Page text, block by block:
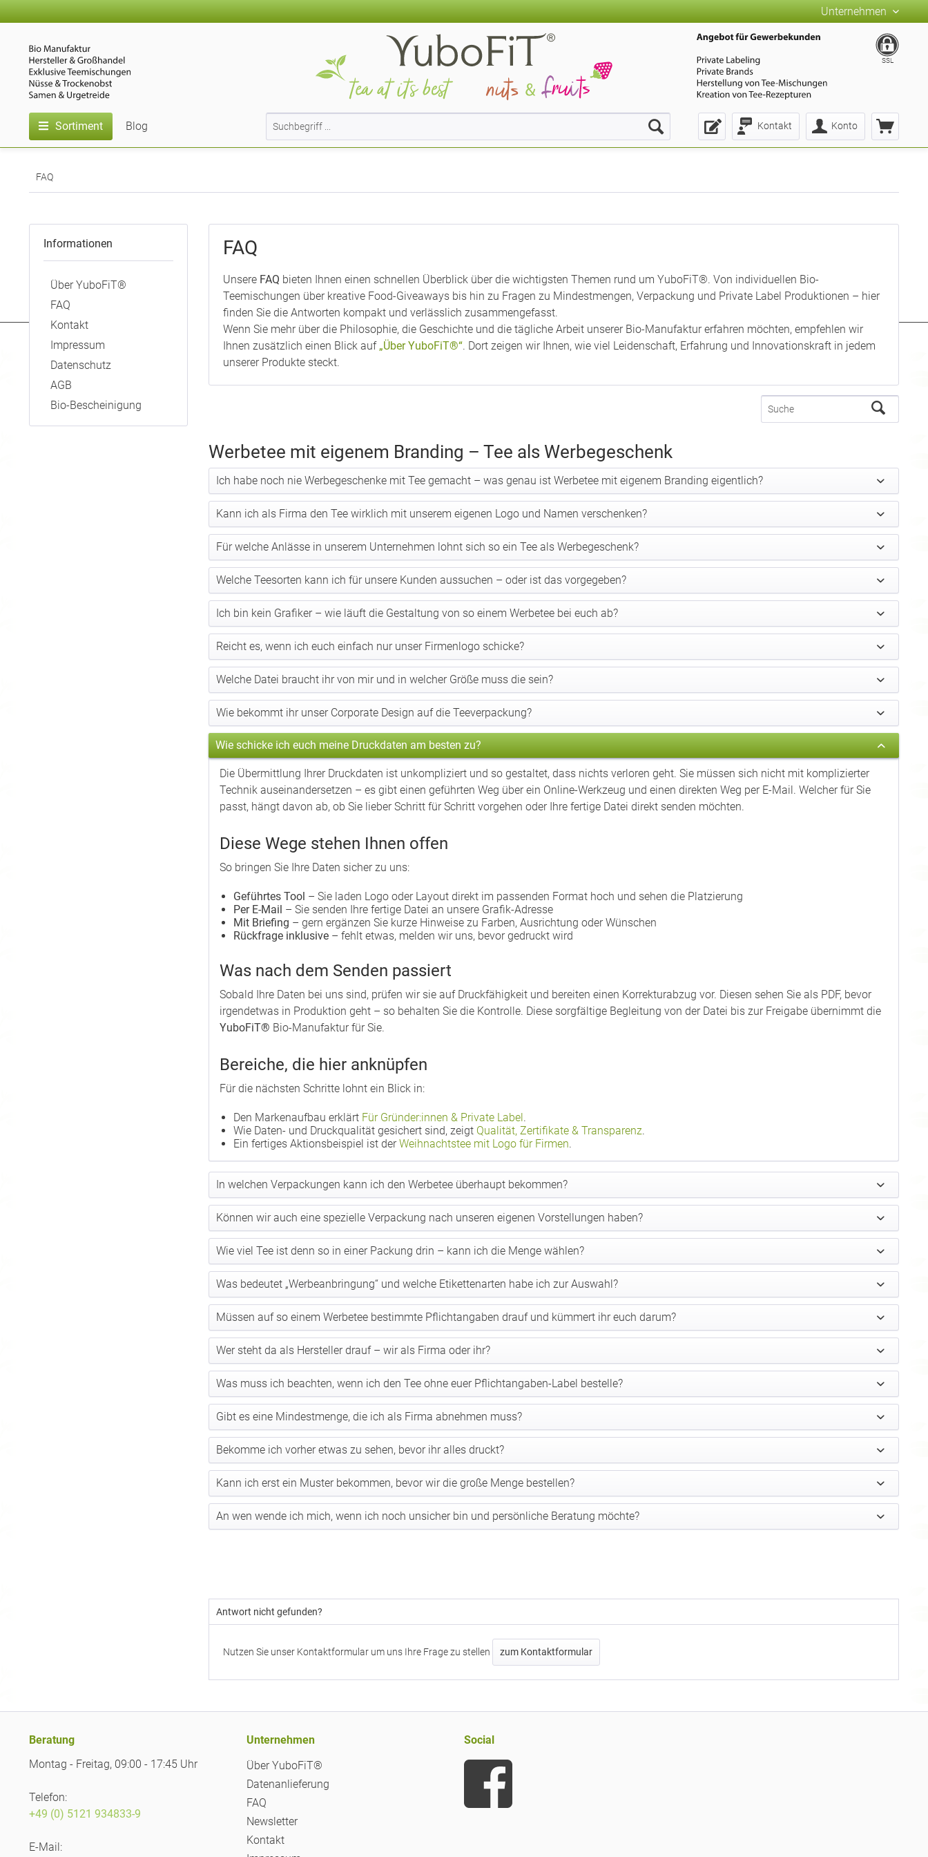
Unternehmen
Kontakt Konto
SSL
Sortiment Blog
FAQ
Informationen
Über YuboFiT®
FAQ
Kontakt
Impressum
Datenschutz
AGB
Bio-Bescheinigung
FAQ
Unsere FAQ bieten Ihnen einen schnellen Überblick über die wichtigsten Themen rund um YuboFiT®. Von individuellen Bio-
Teemischungen über kreative Food-Giveaways bis hin zu Fragen zu Mindestmengen, Verpackung und Private Label Produktionen – hier
finden Sie die Antworten kompakt und verlässlich zusammengefasst.
Wenn Sie mehr über die Philosophie, die Geschichte und die tägliche Arbeit unserer Bio-Manufaktur erfahren möchten, empfehlen wir
Ihnen zusätzlich einen Blick auf „Über YuboFiT®“. Dort zeigen wir Ihnen, wie viel Leidenschaft, Erfahrung und Innovationskraft in jedem
unserer Produkte steckt.
Werbetee mit eigenem Branding – Tee als Werbegeschenk
Ich habe noch nie Werbegeschenke mit Tee gemacht – was genau ist Werbetee mit eigenem Branding eigentlich?
Kann ich als Firma den Tee wirklich mit unserem eigenen Logo und Namen verschenken?
Für welche Anlässe in unserem Unternehmen lohnt sich so ein Tee als Werbegeschenk?
Welche Teesorten kann ich für unsere Kunden aussuchen – oder ist das vorgegeben?
Ich bin kein Grafiker – wie läuft die Gestaltung von so einem Werbetee bei euch ab?
Reicht es, wenn ich euch einfach nur unser Firmenlogo schicke?
Welche Datei braucht ihr von mir und in welcher Größe muss die sein?
Wie bekommt ihr unser Corporate Design auf die Teeverpackung?
Wie schicke ich euch meine Druckdaten am besten zu?
Die Übermittlung Ihrer Druckdaten ist unkompliziert und so gestaltet, dass nichts verloren geht. Sie müssen sich nicht mit komplizierter
Technik auseinandersetzen – es gibt einen geführten Weg über ein Online-Werkzeug und einen direkten Weg per E-Mail. Welcher für Sie
passt, hängt davon ab, ob Sie lieber Schritt für Schritt vorgehen oder Ihre fertige Datei direkt senden möchten.
Diese Wege stehen Ihnen offen
So bringen Sie Ihre Daten sicher zu uns:
Geführtes Tool – Sie laden Logo oder Layout direkt im passenden Format hoch und sehen die Platzierung
Per E-Mail – Sie senden Ihre fertige Datei an unsere Grafik-Adresse
Mit Briefing – gern ergänzen Sie kurze Hinweise zu Farben, Ausrichtung oder Wünschen
Rückfrage inklusive – fehlt etwas, melden wir uns, bevor gedruckt wird
Was nach dem Senden passiert
Sobald Ihre Daten bei uns sind, prüfen wir sie auf Druckfähigkeit und bereiten einen Korrekturabzug vor. Diesen sehen Sie als PDF, bevor
irgendetwas in Produktion geht – so behalten Sie die Kontrolle. Diese sorgfältige Begleitung von der Datei bis zur Freigabe übernimmt die
YuboFiT® Bio-Manufaktur für Sie.
Bereiche, die hier anknüpfen
Für die nächsten Schritte lohnt ein Blick in:
Den Markenaufbau erklärt Für Gründer:innen & Private Label.
Wie Daten- und Druckqualität gesichert sind, zeigt Qualität, Zertifikate & Transparenz.
Ein fertiges Aktionsbeispiel ist derWeihnachtstee mit Logo für Firmen.
In welchen Verpackungen kann ich den Werbetee überhaupt bekommen?
Können wir auch eine spezielle Verpackung nach unseren eigenen Vorstellungen haben?
Wie viel Tee ist denn so in einer Packung drin – kann ich die Menge wählen?
Was bedeutet „Werbeanbringung“ und welche Etikettenarten habe ich zur Auswahl?
Müssen auf so einem Werbetee bestimmte Pflichtangaben drauf und kümmert ihr euch darum?
Wer steht da als Hersteller drauf – wir als Firma oder ihr?
Was muss ich beachten, wenn ich den Tee ohne euer Pflichtangaben-Label bestelle?
Gibt es eine Mindestmenge, die ich als Firma abnehmen muss?
Bekomme ich vorher etwas zu sehen, bevor ihr alles druckt?
Kann ich erst ein Muster bekommen, bevor wir die große Menge bestellen?
An wen wende ich mich, wenn ich noch unsicher bin und persönliche Beratung möchte?
Antwort nicht gefunden?
Nutzen Sie unser Kontaktformular um uns Ihre Frage zu stellen zum Kontaktformular
Beratung
Montag - Freitag, 09:00 - 17:45 Uhr
Telefon:
+49 (0) 5121 934833-9
E-Mail:
Unternehmen
Über YuboFiT®
Datenanlieferung
FAQ
Newsletter
Kontakt
Social